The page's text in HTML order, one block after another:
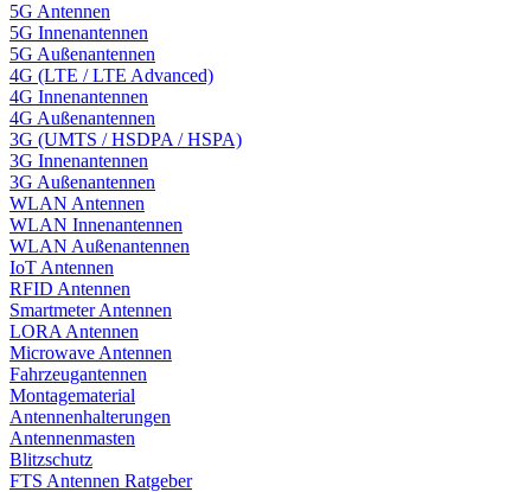
5G Antennen
5G Innenantennen
5G Außenantennen
4G (LTE / LTE Advanced)
4G Innenantennen
4G Außenantennen
3G (UMTS / HSDPA / HSPA)
3G Innenantennen
3G Außenantennen
WLAN Antennen
WLAN Innenantennen
WLAN Außenantennen
IoT Antennen
RFID Antennen
Smartmeter Antennen
LORA Antennen
Microwave Antennen
Fahrzeugantennen
Montagematerial
Antennenhalterungen
Antennenmasten
Blitzschutz
FTS Antennen Ratgeber